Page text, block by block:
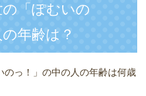
「ぽむいの
年齢は？
のっ！」の中の人の年齢は何歳